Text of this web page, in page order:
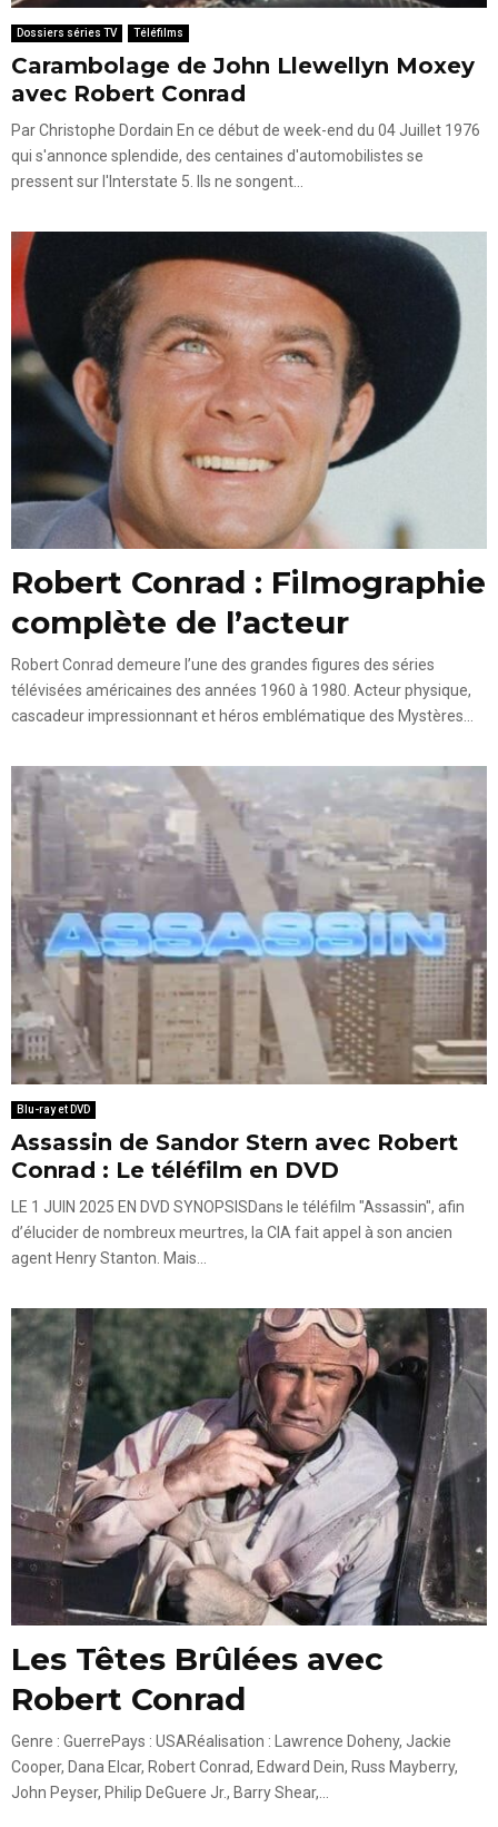
Dossiers séries TV Téléfilms
Carambolage de John Llewellyn Moxey
avec Robert Conrad
Par Christophe Dordain En ce début de week-end du 04 Juillet 1976
qui s'annonce splendide, des centaines d'automobilistes se
pressent sur l'Interstate 5. Ils ne songent...
Robert Conrad : Filmographie
complète de l’acteur
Robert Conrad demeure l’une des grandes figures des séries
télévisées américaines des années 1960 à 1980. Acteur physique,
cascadeur impressionnant et héros emblématique des Mystères...
Blu-ray et DVD
Assassin de Sandor Stern avec Robert
Conrad : Le téléfilm en DVD
LE 1 JUIN 2025 EN DVD SYNOPSISDans le téléfilm "Assassin", afin
d’élucider de nombreux meurtres, la CIA fait appel à son ancien
agent Henry Stanton. Mais...
Les Têtes Brûlées avec
Robert Conrad
Genre : GuerrePays : USARéalisation : Lawrence Doheny, Jackie
Cooper, Dana Elcar, Robert Conrad, Edward Dein, Russ Mayberry,
John Peyser, Philip DeGuere Jr., Barry Shear,...